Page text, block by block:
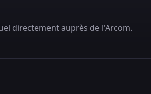
directement auprès de l'Arcom.